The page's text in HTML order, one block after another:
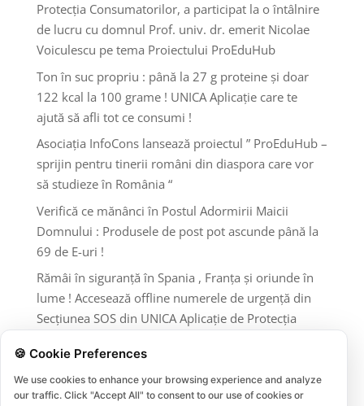
Protecția Consumatorilor, a participat la o întâlnire
de lucru cu domnul Prof. univ. dr. emerit Nicolae
Voiculescu pe tema Proiectului ProEduHub
Ton în suc propriu : până la 27 g proteine și doar
122 kcal la 100 grame ! UNICA Aplicație care te
ajută să afli tot ce consumi !
Asociația InfoCons lansează proiectul ” ProEduHub –
sprijin pentru tinerii români din diaspora care vor
să studieze în România “
Verifică ce mănânci în Postul Adormirii Maicii
Domnului : Produsele de post pot ascunde până la
69 de E-uri !
Rămâi în siguranță în Spania , Franța și oriunde în
lume ! Accesează offline numerele de urgență din
Secțiunea SOS din UNICA Aplicație de Protecția
Comentarii recente
🍪 Cookie Preferences
We use cookies to enhance your browsing experience and analyze
our traffic. Click "Accept All" to consent to our use of cookies or